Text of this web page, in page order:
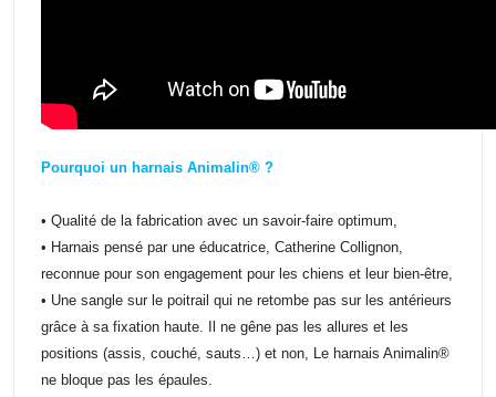
Pourquoi un harnais Animalin® ?
• Qualité de la fabrication avec un savoir-faire optimum,
• Harnais pensé par une éducatrice, Catherine Collignon,
reconnue pour son engagement pour les chiens et leur bien-être,
• Une sangle sur le poitrail qui ne retombe pas sur les antérieurs
grâce à sa fixation haute. Il ne gêne pas les allures et les
positions (assis, couché, sauts…) et non, Le harnais Animalin®
ne bloque pas les épaules.